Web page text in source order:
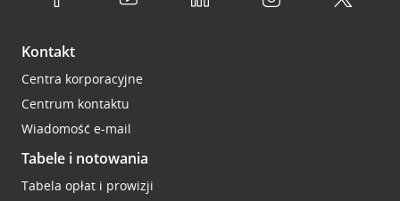
Kontakt
Centra korporacyjne
Centrum kontaktu
Wiadomość e-mail
Tabele i notowania
Tabela opłat i prowizji